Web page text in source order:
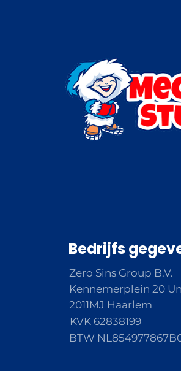
Bedrijfs
Zero Sins Group B.V.
Kennemerplein 20
2011MJ Haarlem
KVK 62838199
BTW